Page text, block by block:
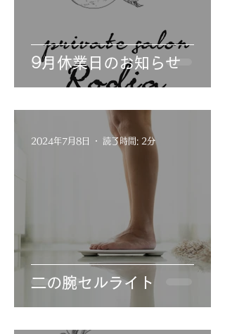
9月休業日のお知らせ
二の腕セルライト
2024年7月8日 読了時間: 2分